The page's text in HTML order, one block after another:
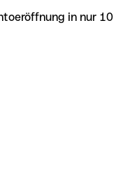
in nur 10